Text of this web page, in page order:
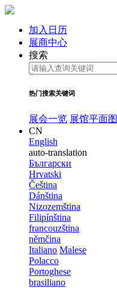
加入日历
展商中心
搜索
热门搜索关键词
展会一览 展馆平面图
CN
English
auto-translation
Български
Hrvatski
Čeština
Dánština
Nizozemština
Filipínština
francouzština
němčina
Italiano Malese
Polacco
Portoghese
brasiliano